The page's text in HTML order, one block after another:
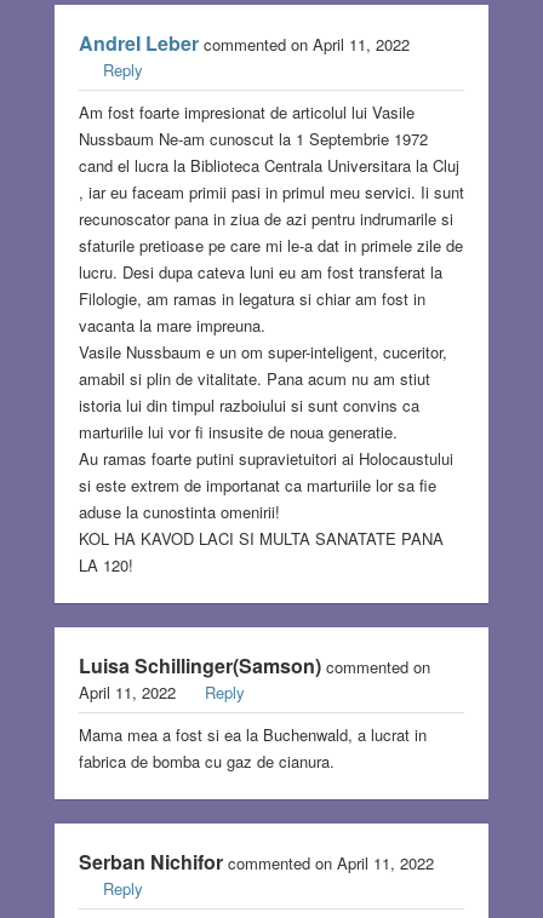
AndreI Lebercommented on April 11, 2022
Reply
Am fost foarte impresionat de articolul lui Vasile
Nussbaum Ne-am cunoscut la 1 Septembrie 1972
cand el lucra la Biblioteca Centrala Universitara la Cluj
, iar eu faceam primii pasi in primul meu servici. Ii sunt
recunoscator pana in ziua de azi pentru indrumarile si
sfaturile pretioase pe care mi le-a dat in primele zile de
lucru. Desi dupa cateva luni eu am fost transferat la
Filologie, am ramas in legatura si chiar am fost in
vacanta la mare impreuna.
Vasile Nussbaum e un om super-inteligent, cuceritor,
amabil si plin de vitalitate. Pana acum nu am stiut
istoria lui din timpul razboiului si sunt convins ca
marturiile lui vor fi insusite de noua generatie.
Au ramas foarte putini supravietuitori ai Holocaustului
si este extrem de importanat ca marturiile lor sa fie
aduse la cunostinta omenirii!
KOL HA KAVOD LACI SI MULTA SANATATE PANA
LA 120!
Luisa Schillinger(Samson)commented on
April 11, 2022
Reply
Mama mea a fost si ea la Buchenwald, a lucrat in
fabrica de bomba cu gaz de cianura.
Serban Nichiforcommented on April 11, 2022
Reply